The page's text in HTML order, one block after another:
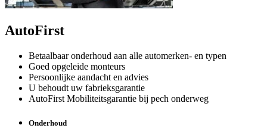
AutoFirst
Betaalbaar onderhoud aan alle automerken- en typen
Goed opgeleide monteurs
Persoonlijke aandacht en advies
U behoudt uw fabrieksgarantie
AutoFirst Mobiliteitsgarantie bij pech onderweg
Onderhoud